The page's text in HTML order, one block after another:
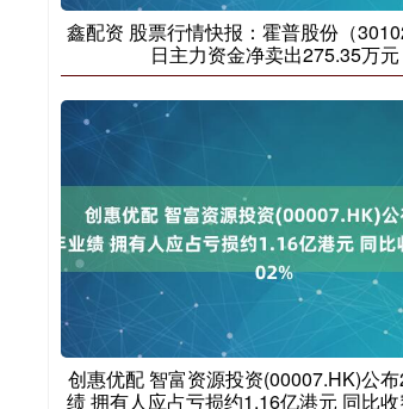
鑫配资 股票行情快报：霍普股份（
日主力资金净卖出275.35万元
创惠优配 智富资源投资(00007.HK)公
绩 拥有人应占亏损约1.16亿港元 同比